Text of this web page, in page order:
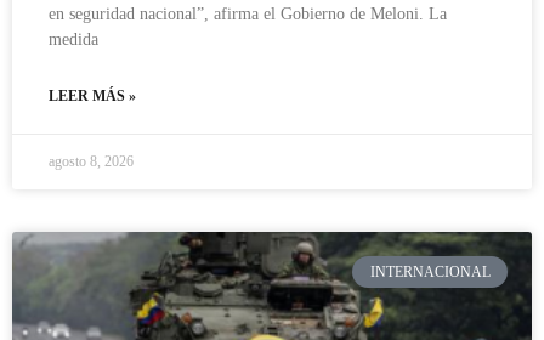
en seguridad nacional”, afirma el Gobierno de Meloni. La
medida
LEER MÁS »
agosto 8, 2026
INTERNACIONAL